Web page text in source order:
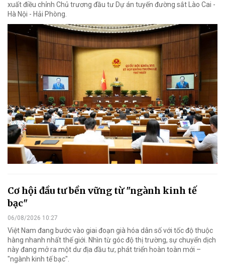
xuất điều chỉnh Chủ trương đầu tư Dự án tuyến đường sắt Lào Cai -
Hà Nội - Hải Phòng.
Cơ hội đầu tư bền vững từ "ngành kinh tế
bạc"
06/08/2026 10:27
Việt Nam đang bước vào giai đoạn già hóa dân số với tốc độ thuộc
hàng nhanh nhất thế giới. Nhìn từ góc độ thị trường, sự chuyển dịch
này đang mở ra một dư địa đầu tư, phát triển hoàn toàn mới –
"ngành kinh tế bạc".